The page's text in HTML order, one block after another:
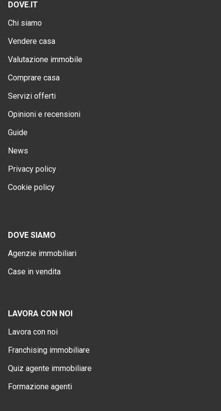
DOVE.IT
Chi siamo
Vendere casa
Valutazione immobile
Comprare casa
Servizi offerti
Opinioni e recensioni
Guide
News
Privacy policy
Cookie policy
DOVE SIAMO
Agenzie immobiliari
Case in vendita
LAVORA CON NOI
Lavora con noi
Franchising immobiliare
Quiz agente immobiliare
Formazione agenti